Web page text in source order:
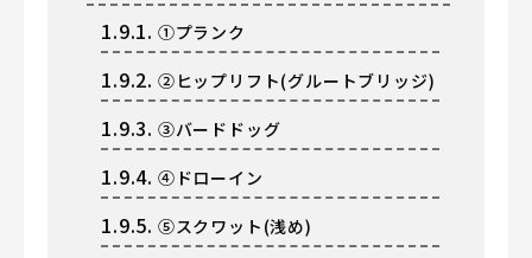
1.9.1. ①プランク
1.9.2. ②ヒップリフト(グルートブリッジ)
1.9.3. ③バードドッグ
1.9.4. ④ドローイン
1.9.5. ⑤スクワット(浅め)